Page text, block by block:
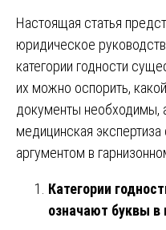
Настоящая статья
юридическое
категории годности
их можно оспорить,
документы необходимы,
медицинская
аргументом в
Категории
означают буквы